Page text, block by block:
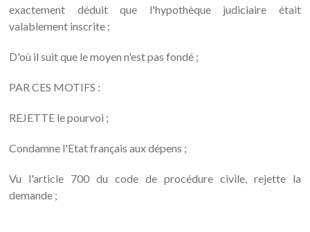
exactement déduit que l'hypothèque judiciaire était
valablement inscrite ;
D'où il suit que le moyen n'est pas fondé ;
PAR CES MOTIFS :
REJETTE le pourvoi ;
Condamne l'Etat français aux dépens ;
Vu l'article 700 du code de procédure civile, rejette la
demande ;